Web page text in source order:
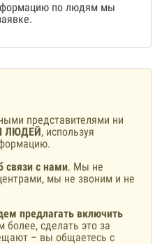
по людям мы
представителями ни
ЛЮДЕЙ, используя
связи с нами. Мы не
мы не звоним и не
предлагать включить
более, сделать это за
– вы общаетесь с